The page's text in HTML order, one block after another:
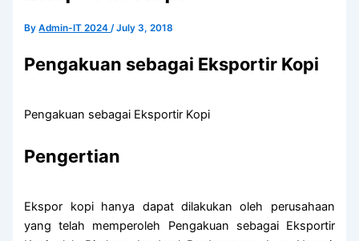
ByAdmin-IT 2024/July 3, 2018
Pengakuan sebagai Eksportir Kopi
Pengakuan sebagai Eksportir Kopi
Pengertian
Ekspor kopi hanya dapat dilakukan oleh perusahaan
yang telah memperoleh Pengakuan sebagai Eksportir